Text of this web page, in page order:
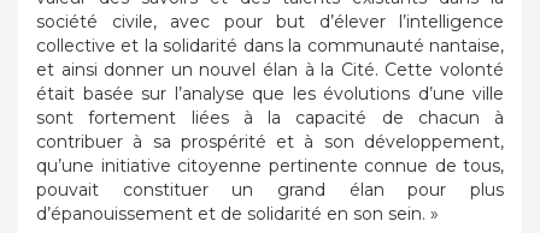
société civile, avec pour but d’élever l’intelligence
collective et la solidarité dans la communauté nantaise,
et ainsi donner un nouvel élan à la Cité. Cette volonté
était basée sur l’analyse que les évolutions d’une ville
sont fortement liées à la capacité de chacun à
contribuer à sa prospérité et à son développement,
qu’une initiative citoyenne pertinente connue de tous,
pouvait constituer un grand élan pour plus
d’épanouissement et de solidarité en son sein. »